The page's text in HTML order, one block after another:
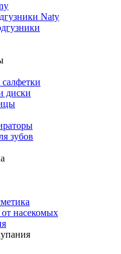
Naty
диски
зубов
насекомых